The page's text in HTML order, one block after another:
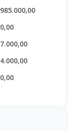
985.000,00
0,00
7.000,00
4.000,00
0,00